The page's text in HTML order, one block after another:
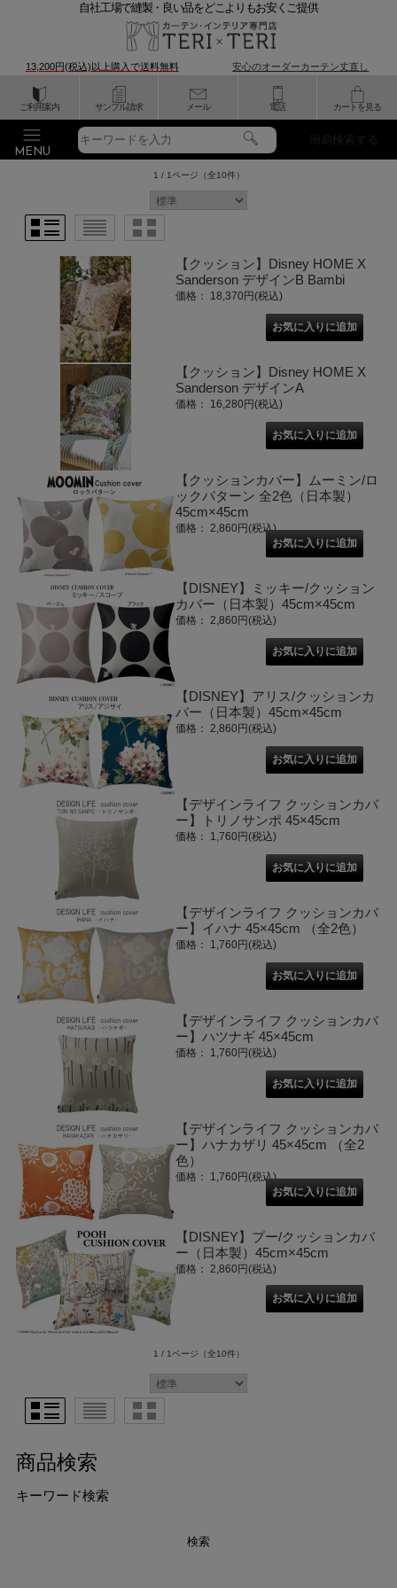
ご利用案内 サンプル請求 メール 電話 カートを見る
自社工場で縫製・良い品をどこよりもお安くご提供
13,200円(税込)以上購入で送料無料 安心のオーダーカーテン丈直し
簡易検索する
1 / 1ページ （全10件）
【クッション】Disney HOME X
Sanderson デザインB Bambi
価格： 18,370円(税込)
【クッション】Disney HOME X
Sanderson デザインA
価格： 16,280円(税込)
【クッションカバー】ムーミン/ロ
ックパターン 全2色（日本製）
45cm×45cm
価格： 2,860円(税込)
【DISNEY】ミッキー/クッション
カバー（日本製）45cm×45cm
価格： 2,860円(税込)
【DISNEY】アリス/クッションカ
バー（日本製）45cm×45cm
価格： 2,860円(税込)
【デザインライフ クッションカバ
ー】トリノサンポ 45×45cm
価格： 1,760円(税込)
【デザインライフ クッションカバ
ー】イハナ 45×45cm （全2色）
価格： 1,760円(税込)
【デザインライフ クッションカバ
ー】ハツナギ 45×45cm
価格： 1,760円(税込)
【デザインライフ クッションカバ
ー】ハナカザリ 45×45cm （全2
色）
価格： 1,760円(税込)
【DISNEY】プー/クッションカバ
ー（日本製）45cm×45cm
価格： 2,860円(税込)
1 / 1ページ （全10件）
商品検索
キーワード検索